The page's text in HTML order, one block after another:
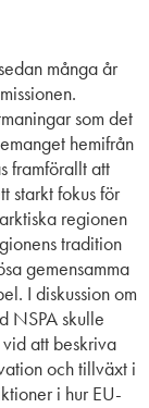
många år
som det
hemifrån
framföralltatt
starkt fokus för
regionen
tradition
gemensamma
I diskussion om
NSPAskulle
att beskriva
och tillväxt i
i hur EU-